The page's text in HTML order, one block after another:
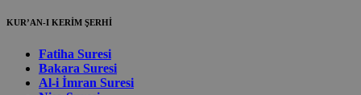
KUR’AN-I KERİM ŞERHİ
Fatiha Suresi
Bakara Suresi
Al-i İmran Suresi